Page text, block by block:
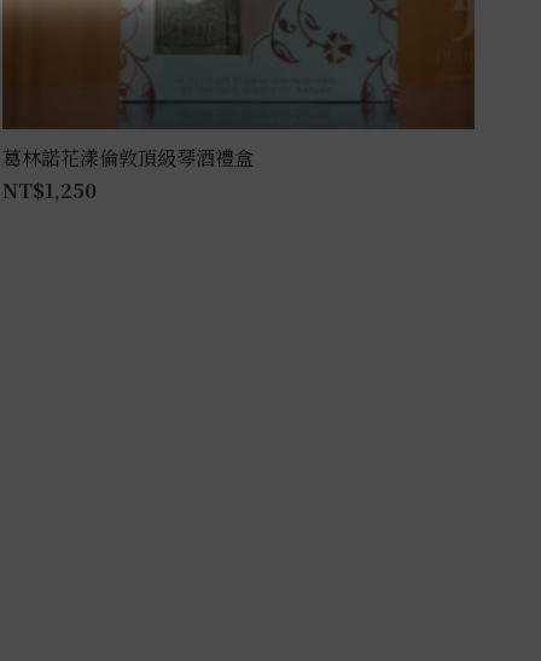
葛林諾花漾倫敦頂級琴酒禮盒
NT$1,250